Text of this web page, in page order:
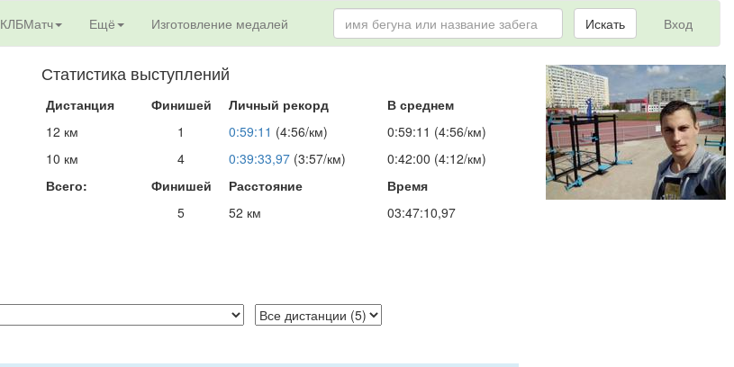
КЛБМатч Ещё Изготовление медалей Вход
Искать
Статистика выступлений
Дистанция Финишей Личный рекорд
В среднем
12 км
1 0:59:11 (4:56/км)
0:59:11 (4:56/км)
10 км
4 0:39:33,97 (3:57/км)
0:42:00 (4:12/км)
Всего:
Финишей Расстояние
Время
5
52 км 03:47:10,97